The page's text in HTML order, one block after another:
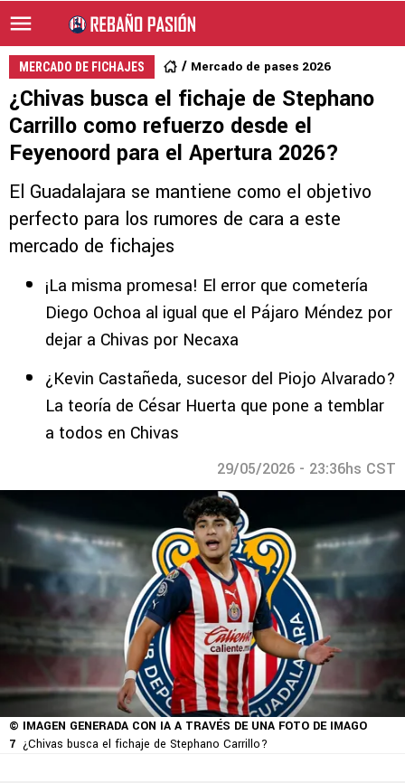
MERCADO DE FICHAJES Mercado de pases 2026
¿Chivas busca el fichaje de Stephano
Carrillo como refuerzo desde el
Feyenoord para el Apertura 2026?
El Guadalajara se mantiene como el objetivo
perfecto para los rumores de cara a este
mercado de fichajes
¡La misma promesa! El error que cometería
Diego Ochoa al igual que el Pájaro Méndez por
dejar a Chivas por Necaxa
¿Kevin Castañeda, sucesor del Piojo Alvarado?
La teoría de César Huerta que pone a temblar
a todos en Chivas
29/05/2026 - 23:36hs CST
© IMAGEN GENERADA CON IA A TRAVÉS DE UNA FOTO DE IMAGO
7 ¿Chivas busca el fichaje de Stephano Carrillo?